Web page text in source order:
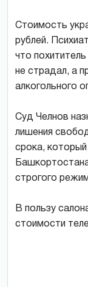
Стоимость
рублей.
что
не страдал, а
алкогольного
Суд Челнов
лишения
срока,
строгого
В пользу
стоимости